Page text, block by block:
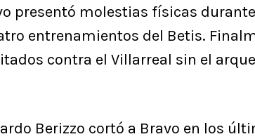
presentó molestias físicas
entrenamientos del Betis.
contra el Villarreal sin el
Berizzo cortó a Bravo en los